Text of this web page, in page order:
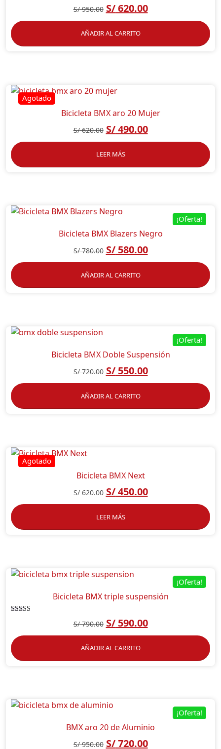
S/950.00 S/620.00
AÑADIR AL CARRITO
Bicicleta BMX aro 20 Mujer
S/620.00 S/490.00
LEER MÁS
¡Oferta!
Bicicleta BMX Blazers Negro
S/780.00 S/580.00
AÑADIR AL CARRITO
¡Oferta!
Bicicleta BMX Doble Suspensión
S/720.00 S/550.00
AÑADIR AL CARRITO
Bicicleta BMX Next
S/620.00 S/450.00
LEER MÁS
¡Oferta!
Bicicleta BMX triple suspensión
S/790.00 S/590.00
AÑADIR AL CARRITO
¡Oferta!
BMX aro 20 de Aluminio
S/950.00 S/720.00